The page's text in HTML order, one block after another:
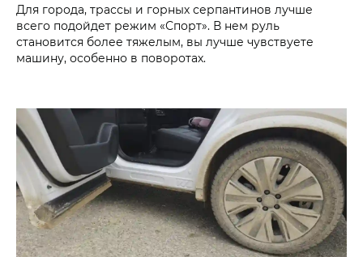
Для города, трассы и горных серпантинов лучше
всего подойдет режим «Спорт». В нем руль
становится более тяжелым, вы лучше чувствуете
машину, особенно в поворотах.